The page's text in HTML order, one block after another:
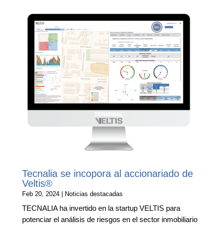
Tecnalia se incopora al accionariado de
Veltis®
Feb 20, 2024| Noticias destacadas
TECNALIA ha invertido en la startup VELTIS para
potenciar el análisis de riesgos en el sector inmobiliario